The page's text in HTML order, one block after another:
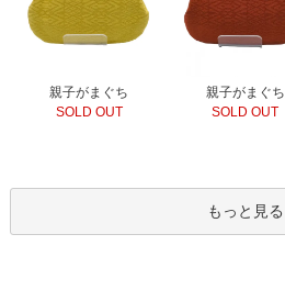
親子がまぐち
SOLD OUT
親子がまぐち
SOLD OUT
もっと見る